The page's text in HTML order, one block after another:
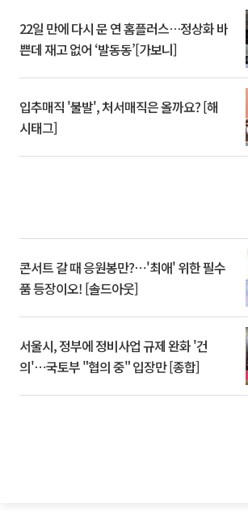
22일 만에 다시 문 연 홈플러스…정상화 바
쁜데 재고 없어 ‘발동동’[가보니]
입추매직 '불발', 처서매직은 올까요? [해
시태그]
콘서트 갈 때 응원봉만?⋯'최애' 위한 필수
품 등장이오! [솔드아웃]
서울시, 정부에 정비사업 규제 완화 '건
의'⋯국토부 "협의 중" 입장만 [종합]